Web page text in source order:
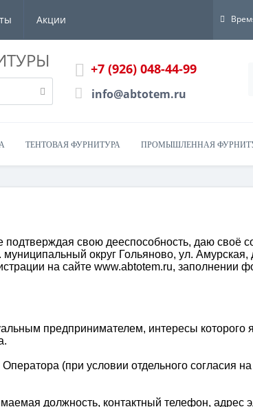
Акции
+7 (926) 048-44-99
info@abtotem.ru
ТЕНТОВАЯ ФУРНИТУРА ПРОМЫШЛЕННАЯ
подтверждая свою дееспособность, даю своё
округ Гольяново, ул. Амурская,
на сайте www.abtotem.ru, заполнении
предпринимателем, интересы которого
(при условии отдельного согласия
должность, контактный телефон, адрес